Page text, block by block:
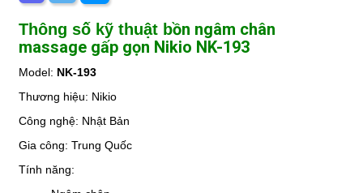
Thông số kỹ thuật bồn ngâm chân
massage gấp gọn Nikio NK-193
Model: NK-193
Thương hiệu: Nikio
Công nghệ: Nhật Bản
Gia công: Trung Quốc
Tính năng: